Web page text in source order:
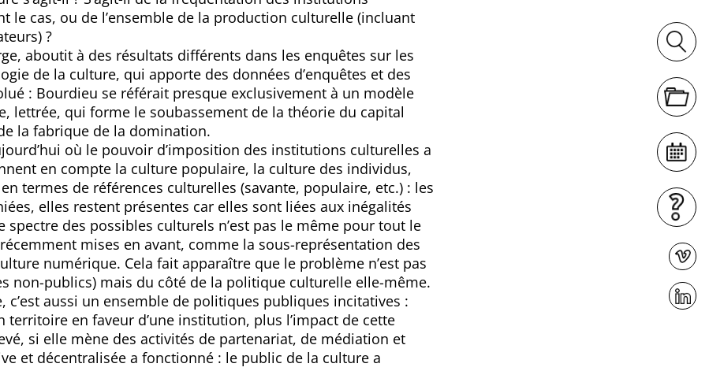
le cas, ou de l’ensemble de la production culturelle (incluant
?
aboutit à des résultats différents dans les enquêtes sur les
de la culture, qui apporte des données d’enquêtes et des
: Bourdieu se référait presque exclusivement à un modèle
lettrée, qui forme le soubassement de la théorie du capital
la fabrique de la domination.
où le pouvoir d’imposition des institutions culturelles a
en compte la culture populaire, la culture des individus,
termes de références culturelles (savante, populaire, etc.) : les
elles restent présentes car elles sont liées aux inégalités
des possibles culturels n’est pas le même pour tout le
mises en avant, comme la sous-représentation des
numérique. Cela fait apparaître que le problème n’est pas
non-publics) mais du côté de la politique culturelle elle-même.
aussi un ensemble de politiques publiques incitatives :
en faveur d’une institution, plus l’impact de cette
si elle mène des activités de partenariat, de médiation et
et décentralisée a fonctionné : le public de la culture a